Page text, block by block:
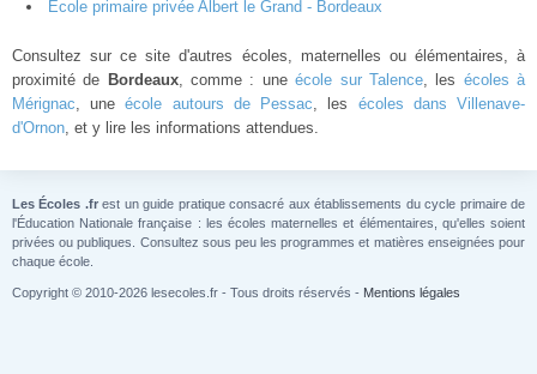
Ecole primaire privée Albert le Grand - Bordeaux
Consultez sur ce site d'autres écoles, maternelles ou élémentaires, à
proximité de Bordeaux, comme : uneécole sur Talence, les écoles à
Mérignac, uneécole autours de Pessac, les écoles dans Villenave-
d'Ornon, et y lire les informations attendues.
Les Écoles .frest un guide pratique consacré aux établissements du cycle primaire de
l'Éducation Nationale française : les écoles maternelles et élémentaires, qu'elles soient
privées ou publiques. Consultez sous peu les programmes et matières enseignées pour
chaque école.
Copyright © 2010-2026 lesecoles.fr - Tous droits réservés - Mentions légales